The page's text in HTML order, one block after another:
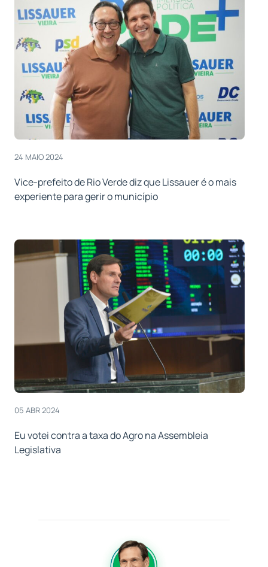
24 MAIO 2024
Vice-prefeito de Rio Verde diz que Lissauer é o mais
experiente para gerir o município
05 ABR 2024
Eu votei contra a taxa do Agro na Assembleia
Legislativa